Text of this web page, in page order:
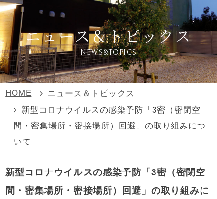
ニュース＆トピックス
NEWS&TOPICS
HOME
ニュース＆トピックス
新型コロナウイルスの感染予防「3密（密閉空
間・密集場所・密接場所）回避」の取り組みにつ
いて
新型コロナウイルスの感染予防「3密（密閉空
間・密集場所・密接場所）回避」の取り組みに